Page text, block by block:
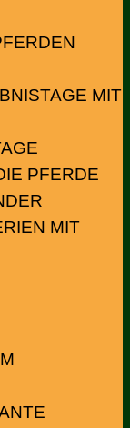
MIT
PFERDE
MIT